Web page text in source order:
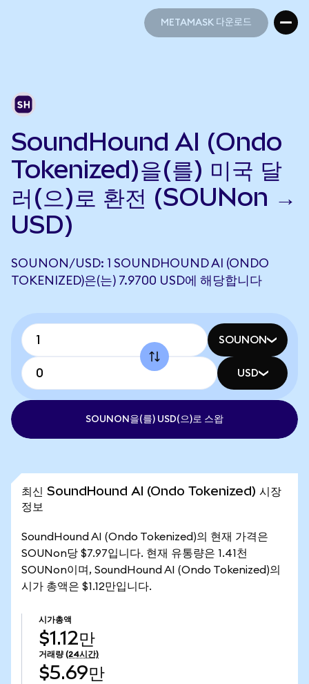
METAMASK 다운로드
SoundHound AI (Ondo
Tokenized)을(를) 미국 달
러(으)로 환전 (SOUNon →
USD)
SOUNON/USD: 1 SOUNDHOUND AI (ONDO
TOKENIZED)은(는) 7.9700 USD에 해당합니다
SOUNON
USD
SOUNON을(를) USD(으)로 스왑
최신 SoundHound AI (Ondo Tokenized) 시장
정보
SoundHound AI (Ondo Tokenized)의 현재 가격은
SOUNon당 $7.97입니다. 현재 유통량은 1.41천
SOUNon이며, SoundHound AI (Ondo Tokenized)의
시가 총액은 $1.12만입니다.
시가총액
$1.12만
거래량 (24시간)
$5.69만